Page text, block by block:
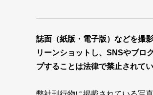
誌面（紙版・電子版）などを撮
リーンショットし、SNSやブロ
プすることは法律で禁止されてい